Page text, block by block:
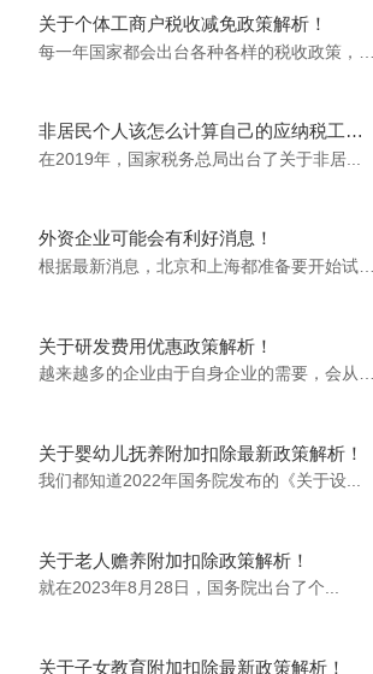
关于个体工商户税收减免政策解析！
非居民个人该怎么计算自己的应纳税工资收入？
在2019年，国家税务总局出台了关于非居...
外资企业可能会有利好消息！
根据最新消息，北京和上海都准备要开始试点...
关于研发费用优惠政策解析！
关于婴幼儿抚养附加扣除最新政策解析！
我们都知道2022年国务院发布的《关于设...
关于老人赡养附加扣除政策解析！
就在2023年8月28日，国务院出台了个...
关于子女教育附加扣除最新政策解析！